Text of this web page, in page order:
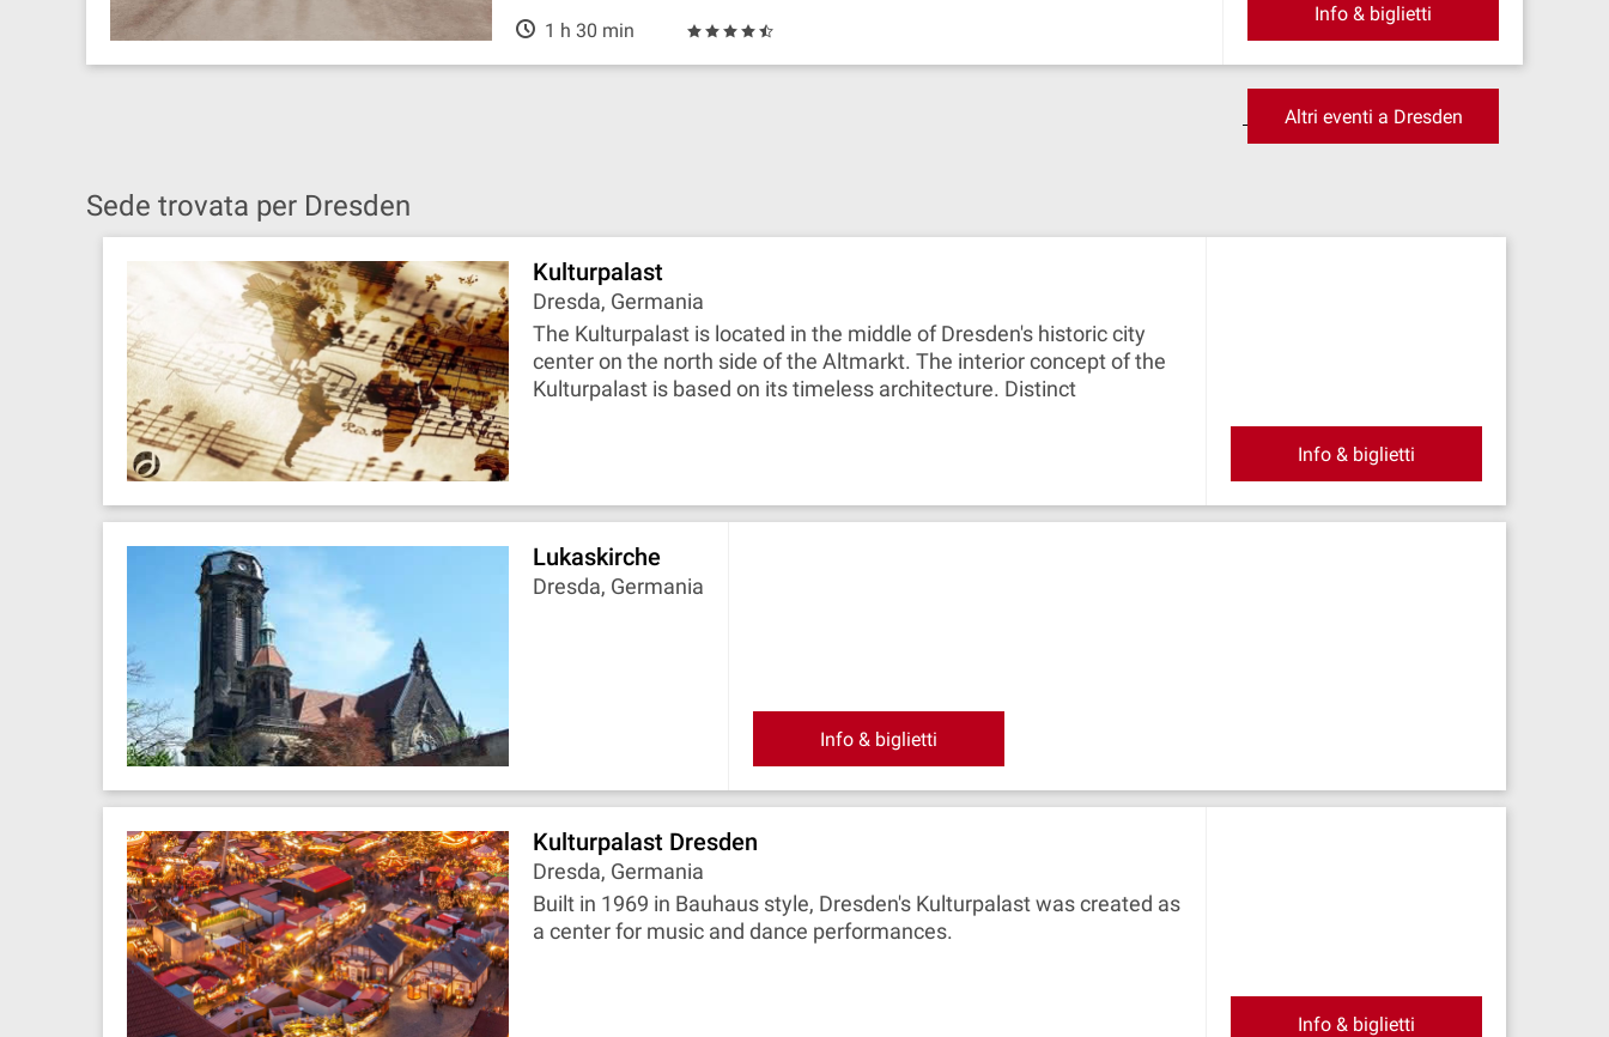
1 h 30 min
Info & biglietti
Altri eventi a Dresden
Sede trovata per Dresden
Kulturpalast
Dresda, Germania
The Kulturpalast is located in the middle of Dresden's historic city
center on the north side of the Altmarkt. The interior concept of the
Kulturpalast is based on its timeless architecture. Distinct
Info & biglietti
Lukaskirche
Dresda, Germania
Info & biglietti
Kulturpalast Dresden
Dresda, Germania
Built in 1969 in Bauhaus style, Dresden's Kulturpalast was created as
a center for music and dance performances.
Info & biglietti